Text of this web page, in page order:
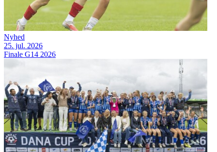
Nyhed
25. jul. 2026
Finale G14 2026